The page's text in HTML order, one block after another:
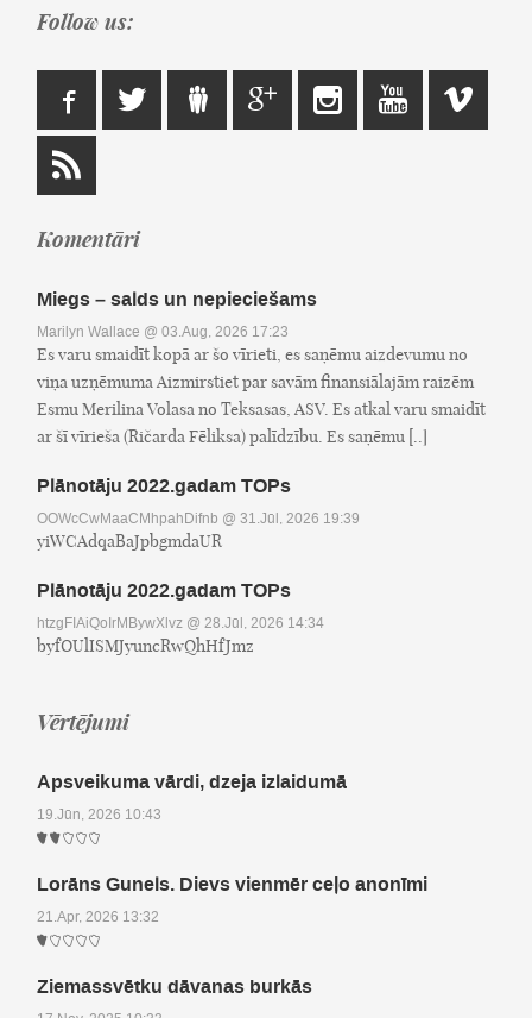
Follow us:
Komentāri
Miegs – salds un nepieciešams
Marilyn Wallace @ 03.Aug, 2026 17:23
Es varu smaidīt kopā ar šo vīrieti, es saņēmu aizdevumu no
viņa uzņēmuma Aizmirstiet par savām finansiālajām raizēm
Esmu Merilina Volasa no Teksasas, ASV. Es atkal varu smaidīt
ar šī vīrieša (Ričarda Fēliksa) palīdzību. Es saņēmu [..]
Plānotāju 2022.gadam TOPs
OOWcCwMaaCMhpahDifnb @ 31.Jūl, 2026 19:39
yiWCAdqaBaJpbgmdaUR
Plānotāju 2022.gadam TOPs
htzgFIAiQoIrMBywXlvz @ 28.Jūl, 2026 14:34
byfOUlISMJyuncRwQhHfJmz
Vērtējumi
Apsveikuma vārdi, dzeja izlaidumā
19.Jūn, 2026 10:43
Lorāns Gunels. Dievs vienmēr ceļo anonīmi
21.Apr, 2026 13:32
Ziemassvētku dāvanas burkās